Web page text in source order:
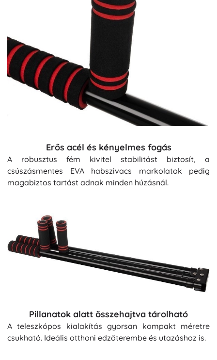
Erős acél és kényelmes fogás
A robusztus fém kivitel stabilitást biztosít, a
csúszásmentes EVA habszivacs markolatok pedig
magabiztos tartást adnak minden húzásnál.
Pillanatok alatt összehajtva tárolható
A teleszkópos kialakítás gyorsan kompakt méretre
csukható. Ideális otthoni edzőterembe és utazáshoz is.